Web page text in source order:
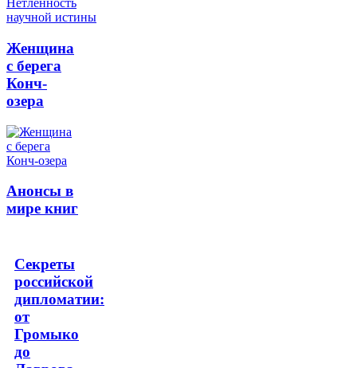
Женщина
с берега
Конч-
озера
Анонсы в
мире книг
Секреты
российской
дипломатии:
от
Громыко
до